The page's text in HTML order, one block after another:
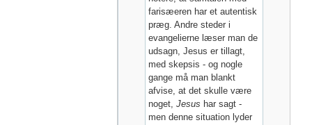
farisæeren har et autentisk
præg. Andre steder i
evangelierne læser man de
udsagn, Jesus er tillagt,
med skepsis - og nogle
gange må man blankt
afvise, at det skulle være
noget, Jesus har sagt -
men denne situation lyder